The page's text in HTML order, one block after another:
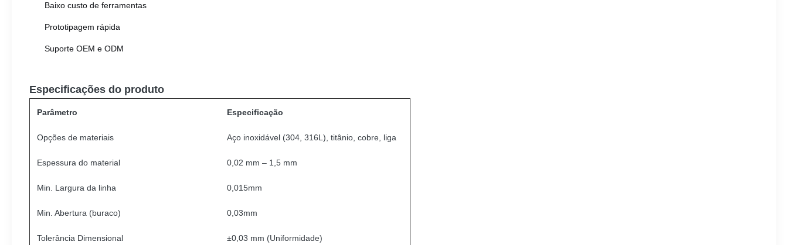
Baixo custo de ferramentas
Prototipagem rápida
Suporte OEM e ODM
Especificações do produto
Parâmetro Especificação
Opções de materiais Aço inoxidável (304, 316L), titânio, cobre, liga
Espessura do material 0,02 mm – 1,5 mm
Min. Largura da linha 0,015mm
Min. Abertura (buraco) 0,03mm
Tolerância Dimensional ±0,03 mm (Uniformidade)